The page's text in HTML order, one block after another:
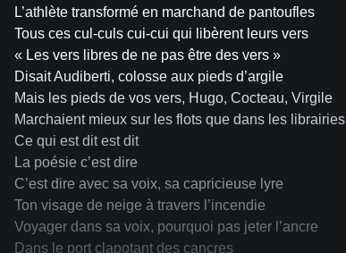
L’athlète transformé en marchand de pantoufles
Tous ces cul-culs cui-cui qui libèrent leurs vers
« Les vers libres de ne pas être des vers »
Disait Audiberti, colosse aux pieds d’argile
Mais les pieds de vos vers, Hugo, Cocteau, Virgile
Marchaient mieux sur les flots que dans les librairies
Ce qui est dit est dit
La poésie c’est dire
C’est dire avec sa voix, sa capricieuse lyre
Ton visage de neige à travers l’incendie
Voyager dans sa voix, pourquoi pas jeter l’ancre
Dans le port clapotant des cancres